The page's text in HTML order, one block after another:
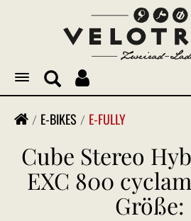
Toggle
navigation
E-BIKES E-FULLY
Cube Stereo
EXC 800
Größe: